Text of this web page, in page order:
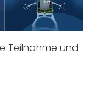
Teilnahme und